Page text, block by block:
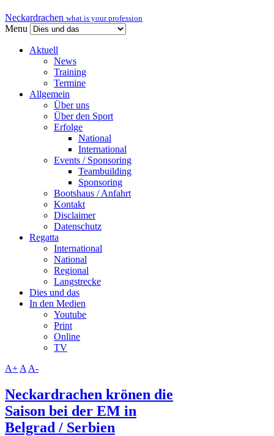
Neckardrachen what is your profession
Menu
Aktuell
News
Training
Termine
Allgemein
Über uns
Über den Sport
Erfolge
National
International
Events / Sponsoring
Teambuilding
Sponsoring
Bootshaus / Anfahrt
Kontakt
Disclaimer
Datenschutz
Regatta
International
National
Regional
Langstrecke
Dies und das
In den Medien
Youtube
Print
Online
TV
A+ A A-
Neckardrachen krönen die
Saison bei der EM in
Belgrad / Serbien